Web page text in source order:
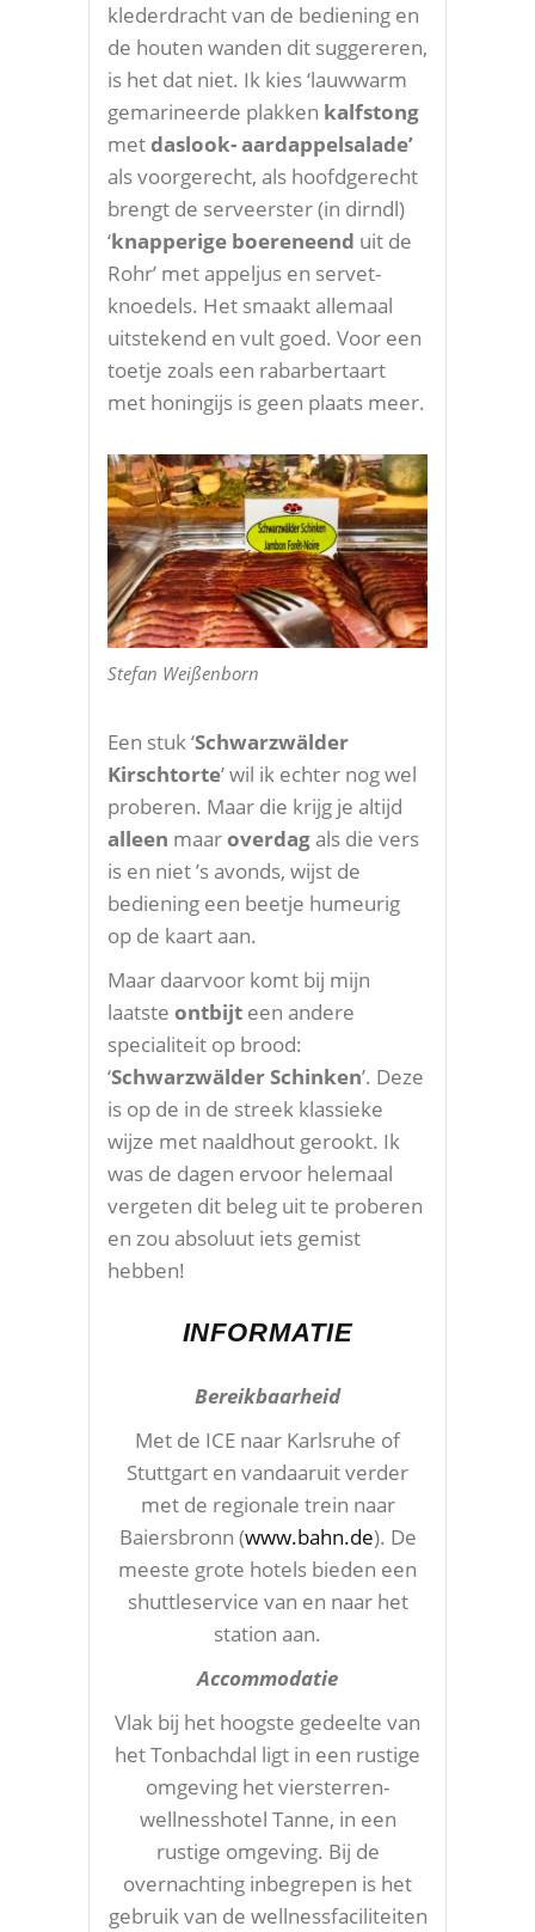
klederdracht van de bediening en
de houten wanden dit suggereren,
is het dat niet. Ik kies ‘lauwwarm
gemarineerde plakken kalfstong
metdaslook- aardappelsalade’
als voorgerecht, als hoofdgerecht
brengt de serveerster (in dirndl)
‘knapperige boereneend uit de
Rohr’ met appeljus en servet-
knoedels. Het smaakt allemaal
uitstekend en vult goed. Voor een
toetje zoals een rabarbertaart
met honingijs is geen plaats meer.
Stefan Weißenborn
Een stuk ‘Schwarzwälder
Kirschtorte’ wil ik echter nog wel
proberen. Maar die krijg je altijd
alleen maaroverdagals die vers
is en niet ’s avonds, wijst de
bediening een beetje humeurig
op de kaart aan.
Maar daarvoor komt bij mijn
laatste ontbijt een andere
specialiteit op brood:
‘Schwarzwälder Schinken’. Deze
is op de in de streek klassieke
wijze met naaldhout gerookt. Ik
was de dagen ervoor helemaal
vergeten dit beleg uit te proberen
en zou absoluut iets gemist
hebben!
INFORMATIE
Bereikbaarheid
Met de ICE naar Karlsruhe of
Stuttgart en vandaaruit verder
met de regionale trein naar
Baiersbronn (www.bahn.de). De
meeste grote hotels bieden een
shuttleservice van en naar het
station aan.
Accommodatie
Vlak bij het hoogste gedeelte van
het Tonbachdal ligt in een rustige
omgeving het viersterren-
wellnesshotel Tanne, in een
rustige omgeving. Bij de
overnachting inbegrepen is het
gebruik van de wellnessfaciliteiten